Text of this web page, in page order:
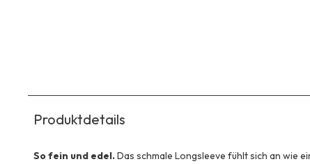
Produktdetails
So fein und edel.Das schmale Longsleeve fühlt sich an wie